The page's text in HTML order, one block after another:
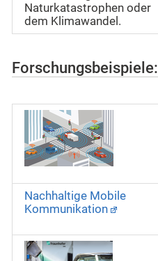
Naturkatastrophen oder
dem Klimawandel.
Forschungsbeispiele:
Nachhaltige Mobile
Kommunikation